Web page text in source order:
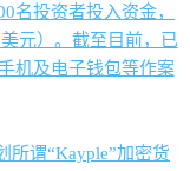
名投资者投入资金，
元）。截至目前，已
机及电子钱包等作案
所谓“Kayple”加密货